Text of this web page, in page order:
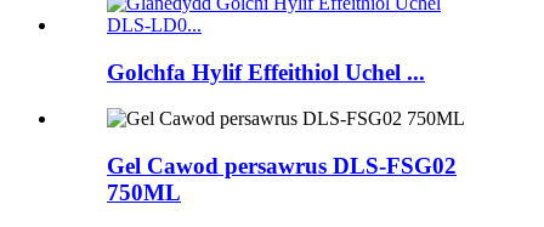
Golchfa Hylif Effeithiol Uchel ...
Gel Cawod persawrus DLS-FSG02
750ML